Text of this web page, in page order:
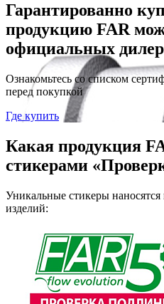
Гарантированно
продукцию FAR
официальных
Ознакомьтесь со списком
перед покупкой
Где купить
Какая продукция
стикерами
Уникальные стикеры
изделий: